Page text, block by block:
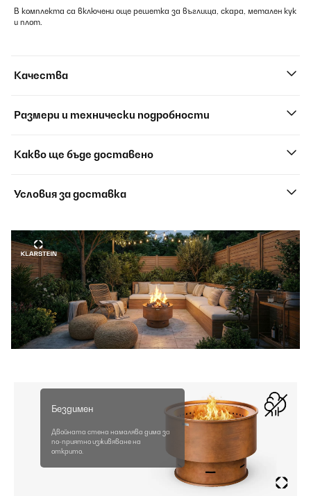
В комплекта са включени още решетка за въглища, скара, метален кук
и плот.
Качества
Размери и технически подробности
Какво ще бъде доставено
Условия за доставка
Бездимен
Двойната стена намалява дима за
по-приятно изживяване на
открито.